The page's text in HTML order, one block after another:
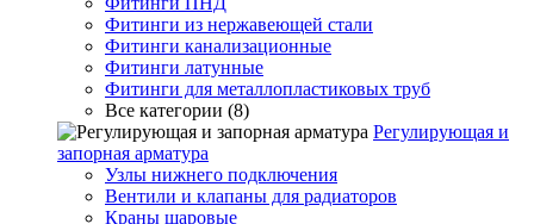
Фитинги из нержавеющей стали
Фитинги канализационные
Фитинги латунные
Фитинги для металлопластиковых труб
Все категории (8)
Регулирующая и
запорная арматура
Узлы нижнего подключения
Вентили и клапаны для радиаторов
Краны шаровые